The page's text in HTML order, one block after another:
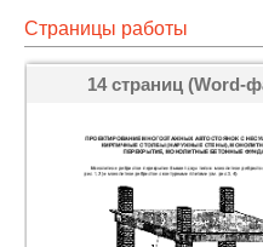
Страницы работы
14 страниц (Word-